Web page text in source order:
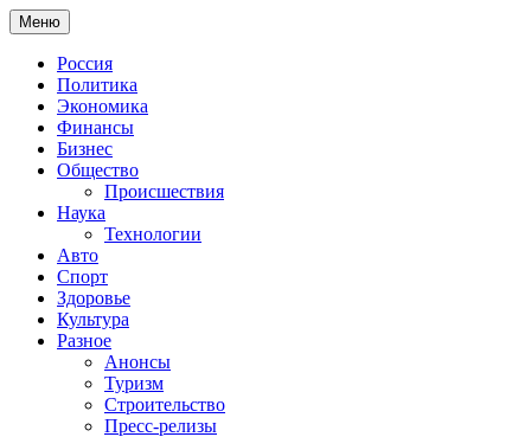
Меню
Россия
Политика
Экономика
Финансы
Бизнес
Общество
Происшествия
Наука
Технологии
Авто
Спорт
Здоровье
Культура
Разное
Анонсы
Туризм
Строительство
Пресс-релизы